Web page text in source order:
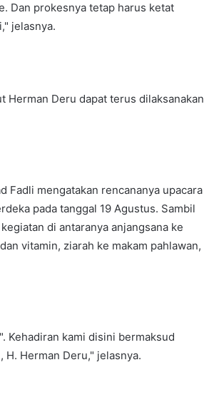
Dan prokesnya tetap harus ketat
jelasnya.
Herman Deru dapat terus dilaksanakan
Fadli mengatakan rencananya upacara
pada tanggal 19 Agustus. Sambil
di antaranya anjangsana ke
vitamin, ziarah ke makam pahlawan,
Kehadiran kami disini bermaksud
H. Herman Deru," jelasnya.